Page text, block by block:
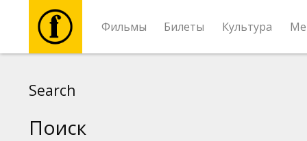
Фильмы Билеты Культура
Search
Поиск